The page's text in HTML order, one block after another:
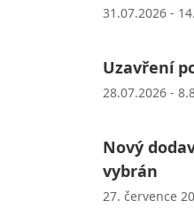
31.07.2026 -
Uzavření
28.07.2026 -
Nový
vybrán
27. července